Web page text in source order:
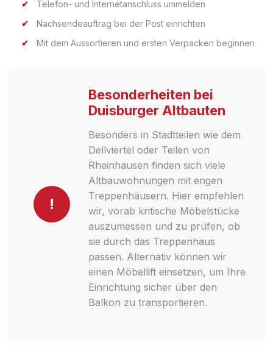
Telefon- und Internetanschluss ummelden
Nachsendeauftrag bei der Post einrichten
Mit dem Aussortieren und ersten Verpacken beginnen
!
Besonderheiten bei
Duisburger Altbauten
Besonders in Stadtteilen wie dem
Dellviertel oder Teilen von
Rheinhausen finden sich viele
Altbauwohnungen mit engen
Treppenhäusern. Hier empfehlen
wir, vorab kritische Möbelstücke
auszumessen und zu prüfen, ob
sie durch das Treppenhaus
passen. Alternativ können wir
einen Möbellift einsetzen, um Ihre
Einrichtung sicher über den
Balkon zu transportieren.